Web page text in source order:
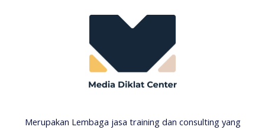
Merupakan Lembaga jasa training dan consulting yang